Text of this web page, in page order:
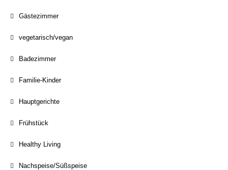
Gästezimmer
vegetarisch/vegan
Badezimmer
Familie-Kinder
Hauptgerichte
Frühstück
Healthy Living
Nachspeise/Süßspeise